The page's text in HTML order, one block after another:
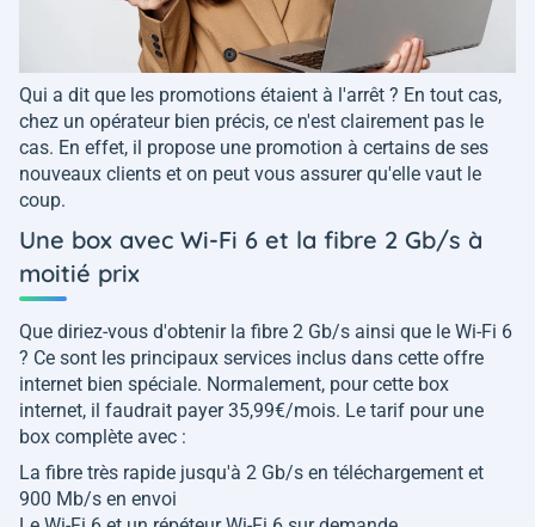
Qui a dit que les promotions étaient à l'arrêt ? En tout cas,
chez un opérateur bien précis, ce n'est clairement pas le
cas. En effet, il propose une promotion à certains de ses
nouveaux clients et on peut vous assurer qu'elle vaut le
coup.
Une box avec Wi-Fi 6 et la fibre 2 Gb/s à
moitié prix
Que diriez-vous d'obtenir la fibre 2 Gb/s ainsi que le Wi-Fi 6
? Ce sont les principaux services inclus dans cette offre
internet bien spéciale. Normalement, pour cette box
internet, il faudrait payer 35,99€/mois. Le tarif pour une
box complète avec :
La fibre très rapide jusqu'à 2 Gb/s en téléchargement et
900 Mb/s en envoi